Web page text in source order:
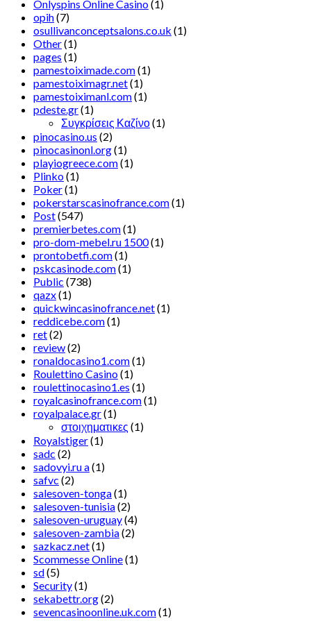
Onlyspins Online Casino(1)
opih(7)
osullivanconceptsalons.co.uk (1)
Other(1)
pages (1)
pamestoiximade.com(1)
pamestoiximagr.net(1)
pamestoiximanl.com(1)
pdeste.gr(1)
Συγκρίσεις Καζίνο(1)
pinocasino.us (2)
pinocasinonl.org(1)
playiogreece.com(1)
Plinko(1)
Poker(1)
pokerstarscasinofrance.com(1)
Post(547)
premierbetes.com(1)
pro-dom-mebel.ru 1500(1)
prontobetfi.com(1)
pskcasinode.com(1)
Public (738)
qazx(1)
quickwincasinofrance.net(1)
reddicebe.com(1)
ret(2)
review(2)
ronaldocasino1.com(1)
Roulettino Casino(1)
roulettinocasino1.es (1)
royalcasinofrance.com(1)
royalpalace.gr(1)
στοιχηματικες (1)
Royalstiger(1)
sadc (2)
sadovyi.ru a(1)
safvc (2)
salesoven-tonga(1)
salesoven-tunisia(2)
salesoven-uruguay(4)
salesoven-zambia(2)
sazkacz.net(1)
Scommesse Online(1)
sd(5)
Security(1)
sekabettr.org(2)
sevencasinoonline.uk.com(1)